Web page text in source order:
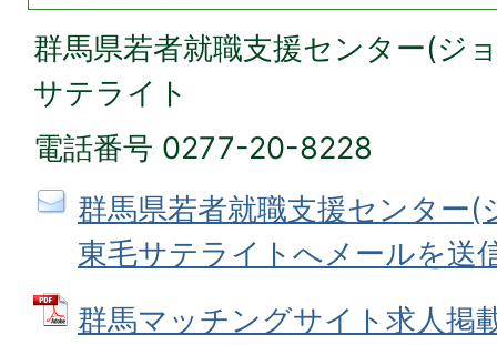
群馬県若者就職支援センター(ジ
サテライト
電話番号 0277-20-8228
群馬県若者就職支援センター
東毛サテライトへメールを送
群馬マッチングサイト求人掲